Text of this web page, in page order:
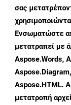
σας
Ενσωματώστε
μετατραπεί με
Aspose.Words,
Aspose.HTML.
μετατροπή